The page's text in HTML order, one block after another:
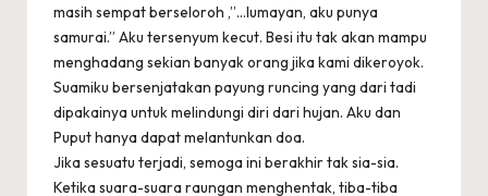
masih sempat berseloroh ,”…lumayan, aku punya
samurai.” Aku tersenyum kecut. Besi itu tak akan mampu
menghadang sekian banyak orang jika kami dikeroyok.
Suamiku bersenjatakan payung runcing yang dari tadi
dipakainya untuk melindungi diri dari hujan. Aku dan
Puput hanya dapat melantunkan doa.
Jika sesuatu terjadi, semoga ini berakhir tak sia-sia.
Ketika suara-suara raungan menghentak, tiba-tiba